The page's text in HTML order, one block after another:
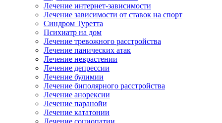
Лечение интернет-зависимости
Лечение зависимости от ставок на спорт
Синдром Туретта
Психиатр на дом
Лечение тревожного расстройства
Лечение панических атак
Лечение неврастении
Лечение депрессии
Лечение булимии
Лечение биполярного расстройства
Лечение анорексии
Лечение паранойи
Лечение кататонии
Лечение социопатии